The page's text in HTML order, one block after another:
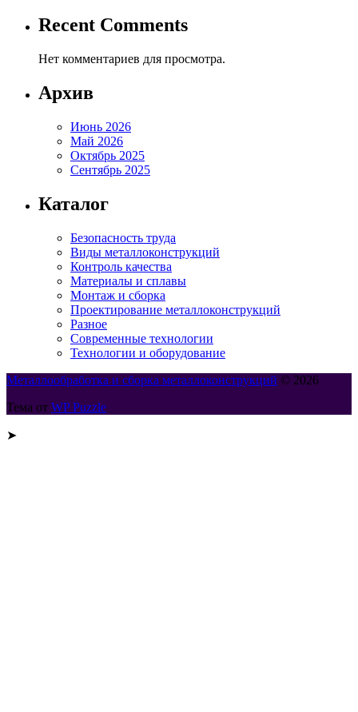
Recent Comments
Нет комментариев для просмотра.
Архив
Июнь 2026
Май 2026
Октябрь 2025
Сентябрь 2025
Каталог
Безопасность труда
Виды металлоконструкций
Контроль качества
Материалы и сплавы
Монтаж и сборка
Проектирование металлоконструкций
Разное
Современные технологии
Технологии и оборудование
Металлообработка и сборка металлоконструкций © 2026
Тема от WP Puzzle
➤